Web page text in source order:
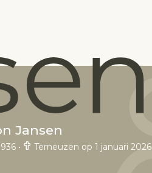
Jansen
• Terneuzen op 1 januari 2026